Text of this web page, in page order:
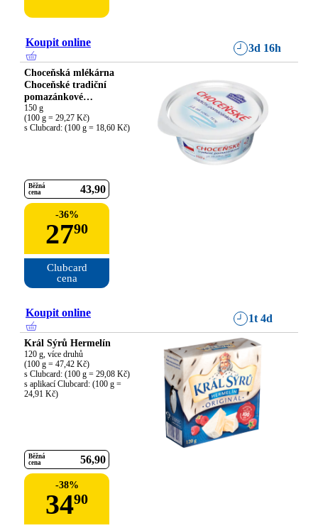
Koupit online 3d 16h
Choceňská mlékárna
Choceňské tradiční
pomazánkové
neochucené
150 g
(100 g = 29,27 Kč)
s Clubcard: (100 g = 18,60 Kč)
Běžná
cena
43 90
-36%
2790
Clubcard
cena
Koupit online 1t 4d
Král Sýrů Hermelín
120 g, více druhů
(100 g = 47,42 Kč)
s Clubcard: (100 g = 29,08 Kč)
s aplikací Clubcard: (100 g =
24,91 Kč)
Běžná
cena
56 90
-38%
3490